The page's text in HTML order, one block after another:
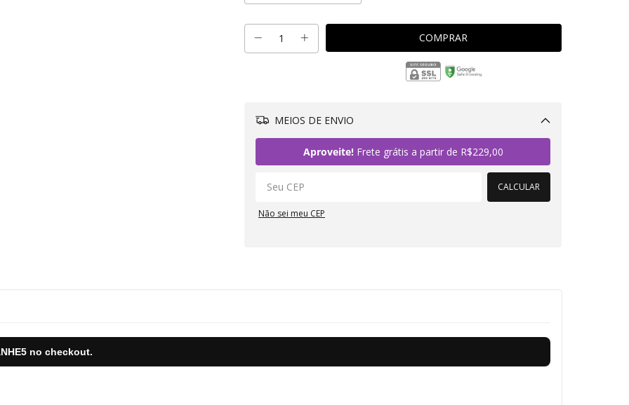
MEIOS DE ENVIO
Aproveite!Frete grátis a partir de R$229,00
CALCULAR
Não sei meu CEP
no checkout.